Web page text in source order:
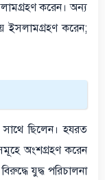
করেন। অন্য
ইসলামগ্রহণ করেন;
ছিলেন। হযরত
অংশগ্রহণ করেন
যুদ্ধ পরিচালনা